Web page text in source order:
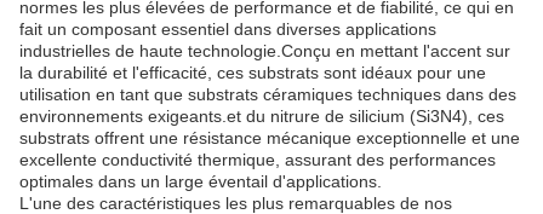
normes les plus élevées de performance et de fiabilité, ce qui en
fait un composant essentiel dans diverses applications
industrielles de haute technologie.Conçu en mettant l'accent sur
la durabilité et l'efficacité, ces substrats sont idéaux pour une
utilisation en tant que substrats céramiques techniques dans des
environnements exigeants.et du nitrure de silicium (Si3N4), ces
substrats offrent une résistance mécanique exceptionnelle et une
excellente conductivité thermique, assurant des performances
optimales dans un large éventail d'applications.
L'une des caractéristiques les plus remarquables de nos